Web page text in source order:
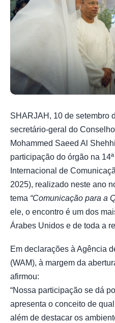
SHARJAH, 10 de setembro
secretário-geral do
Mohammed Saeed Al
participação do órgão na
Internacional de
2025), realizado neste ano
tema “Comunicação para a
ele, o encontro é um dos
Árabes Unidos e de toda a
Em declarações à Agência
(WAM), à margem da
afirmou:
“Nossa participação se dá
apresenta o conceito de
além de destacar os